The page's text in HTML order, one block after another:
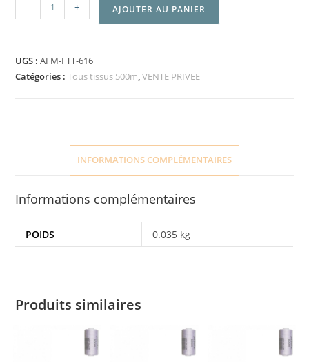
- + AJOUTER AU PANIER
UGS :AFM-FTT-616
Catégories :Tous tissus 500m,VENTE PRIVEE
INFORMATIONS COMPLÉMENTAIRES
Informations complémentaires
POIDS 0.035 kg
Produits similaires